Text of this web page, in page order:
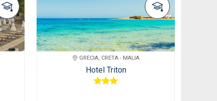
GRECIA, CRETA - MALIA
Hotel Triton